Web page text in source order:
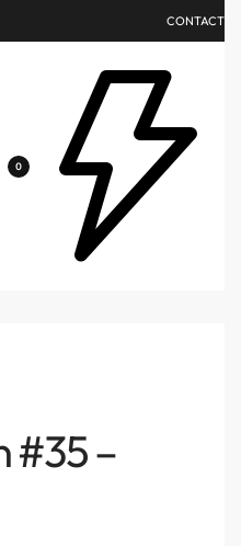
CONTACT
0
#35 –